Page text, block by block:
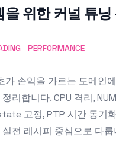
을 위한 커널 튜
PERFORMANCE
가 손익을 가르는 도메인
리합니다. CPU 격리,
고정, PTP 시간 동기
전 레시피 중심으로 다룹